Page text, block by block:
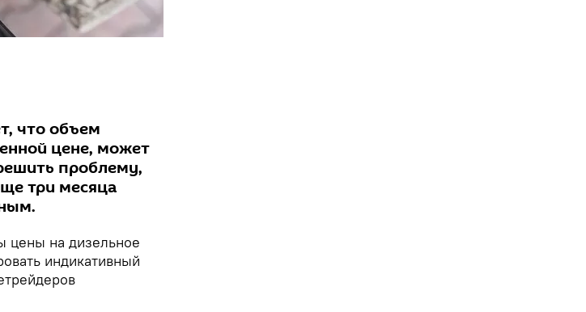
что объем
цене, может
проблему,
три месяца
цены на дизельное
индикативный